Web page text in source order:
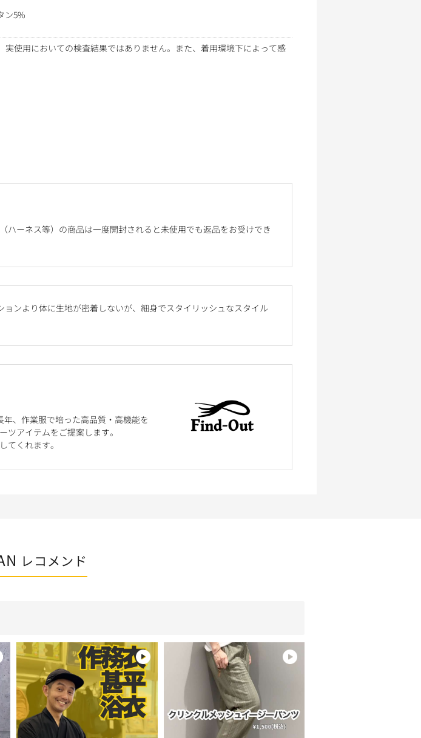
ン5%
使用においての検査結果ではありません。また、着用環境下によって感
ーネス等）の商品は一度開封されると未使用でも返品をお受けでき
ョンより体に生地が密着しないが、細身でスタイリッシュなスタイル
、作業服で培った高品質・高機能を
アイテムをご提案します。
てくれます。
レコメンド